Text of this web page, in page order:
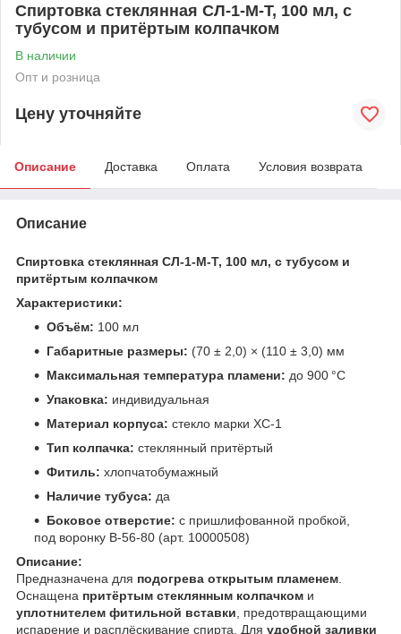
Спиртовка стеклянная СЛ-1-М-Т, 100 мл, с
тубусом и притёртым колпачком
В наличии
Опт и розница
Цену уточняйте
Описание Доставка Оплата Условия возврата
Описание
Спиртовка стеклянная СЛ-1-М-Т, 100 мл, с тубусом и
притёртым колпачком
Характеристики:
Объём: 100 мл
Габаритные размеры: (70 ± 2,0) × (110 ± 3,0) мм
Максимальная температура пламени: до 900 °C
Упаковка: индивидуальная
Материал корпуса: стекло марки ХС-1
Тип колпачка: стеклянный притёртый
Фитиль: хлопчатобумажный
Наличие тубуса: да
Боковое отверстие: с пришлифованной пробкой,
под воронку В-56-80 (арт. 10000508)
Описание:
Предназначена для подогрева открытым пламенем
Оснащена притёртым стеклянным колпачком и
уплотнителем фитильной вставки , предотвращающими
испарение и расплёскивание спирта. Для удобной заливки